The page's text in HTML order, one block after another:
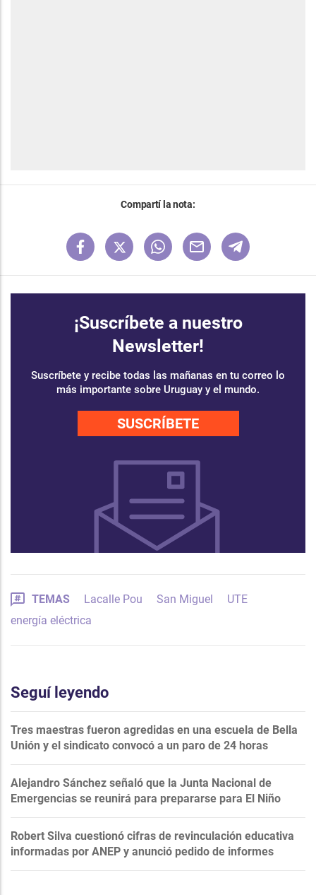
Compartí la nota:
¡Suscríbete a nuestro
Newsletter!
Suscríbete y recibe todas las mañanas en tu correo lo
más importante sobre Uruguay y el mundo.
SUSCRÍBETE
TEMAS Lacalle Pou San Miguel
UTE
energía eléctrica
Seguí leyendo
Tres maestras fueron agredidas en una escuela de Bella
Unión y el sindicato convocó a un paro de 24 horas
Alejandro Sánchez señaló que la Junta Nacional de
Emergencias se reunirá para prepararse para El Niño
Robert Silva cuestionó cifras de revinculación educativa
informadas por ANEP y anunció pedido de informes